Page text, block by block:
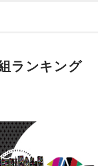
ストしていますの
イターのひとりで
ディ、そして心に
らなくても心地よ
- * - * - * - * - * - *
スッキリしそう。
してみるといいか
ランキング